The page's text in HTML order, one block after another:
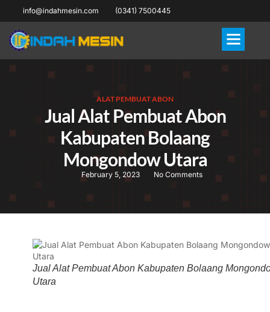
info@indahmesin.com (0341) 7500445
ALAT PEMBUAT ABON
Jual Alat Pembuat Abon
Kabupaten Bolaang
Mongondow Utara
February 5, 2023 No Comments
Jual Alat Pembuat Abon Kabupaten Bolaang
Utara